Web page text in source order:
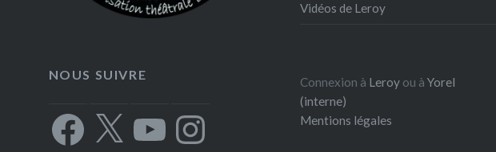
Vidéos de Leroy
NOUS SUIVRE
Facebook
X YouTube Instagram
Connexion à Leroyou à Yorel
(interne)
Mentions légales